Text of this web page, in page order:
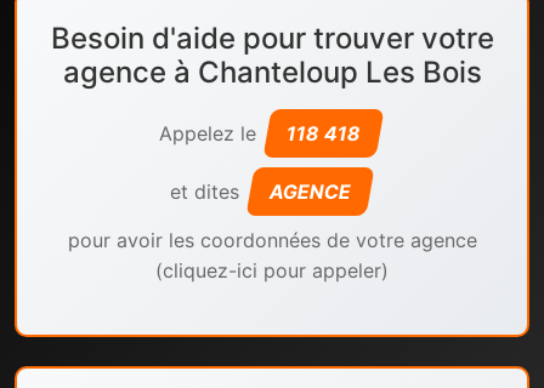
Besoin d'aide pour trouver votre
agence à Chanteloup Les Bois
Appelez le 118 418
et dites AGENCE
pour avoir les coordonnées de votre agence
(cliquez-ici pour appeler)